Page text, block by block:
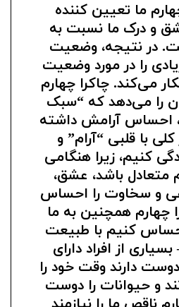
ما تعیین کننده
و درک ما نسبت به
در نتیجه، وضعیت
را در مورد وضعیت
می‌کند. چاکرا چهارم
را می‌دهد که “سبک
احساس آرامش داشته
با قلبی “آرام” و
کنیم، زیرا هنگامی
متعادل باشد، عشق،
و سخاوت را احساس
چهارم همچنین به ما
کنیم با طبیعت
از افراد دارای
دارند وقت خود را
و حیوانات را دوست